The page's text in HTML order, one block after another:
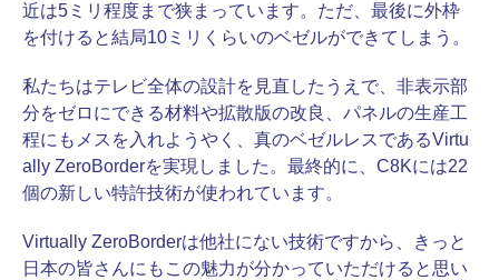
近は5ミリ程度まで狭まっています。ただ、最後に外枠
を付けると結局10ミリくらいのベゼルができてしまう。
私たちはテレビ全体の設計を見直したうえで、非表示部
分をゼロにできる材料や拡散版の改良、パネルの生産工
程にもメスを入れようやく、真のベゼルレスであるVirtu
ally ZeroBorderを実現しました。最終的に、C8Kには22
個の新しい特許技術が使われています。
Virtually ZeroBorderは他社にない技術ですから、きっと
日本の皆さんにもこの魅力が分かっていただけると思い